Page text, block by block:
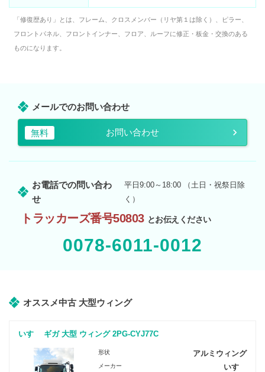
「修復歴あり」とは、フレーム、クロスメンバー（リヤ第１は除く）、ピラー、
フロントパネル、フロントインナー、フロア、ルーフに修正・板金・交換のある
ものになります。
メールでのお問い合わせ
無料 お問い合わせ
お電話での問い合わ
せ
平日9:00～18:00 （土日・祝祭日除
く）
トラッカーズ番号50803 とお伝えください
0078-6011-0012
オススメ中古 大型ウィング
いすゞ ギガ 大型 ウィング 2PG-CYJ77C
形状 アルミウィング
メーカー いすゞ